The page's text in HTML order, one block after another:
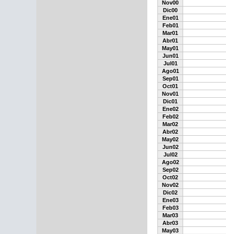
Nov00
Dic00
Ene01
Feb01
Mar01
Abr01
May01
Jun01
Jul01
Ago01
Sep01
Oct01
Nov01
Dic01
Ene02
Feb02
Mar02
Abr02
May02
Jun02
Jul02
Ago02
Sep02
Oct02
Nov02
Dic02
Ene03
Feb03
Mar03
Abr03
May03